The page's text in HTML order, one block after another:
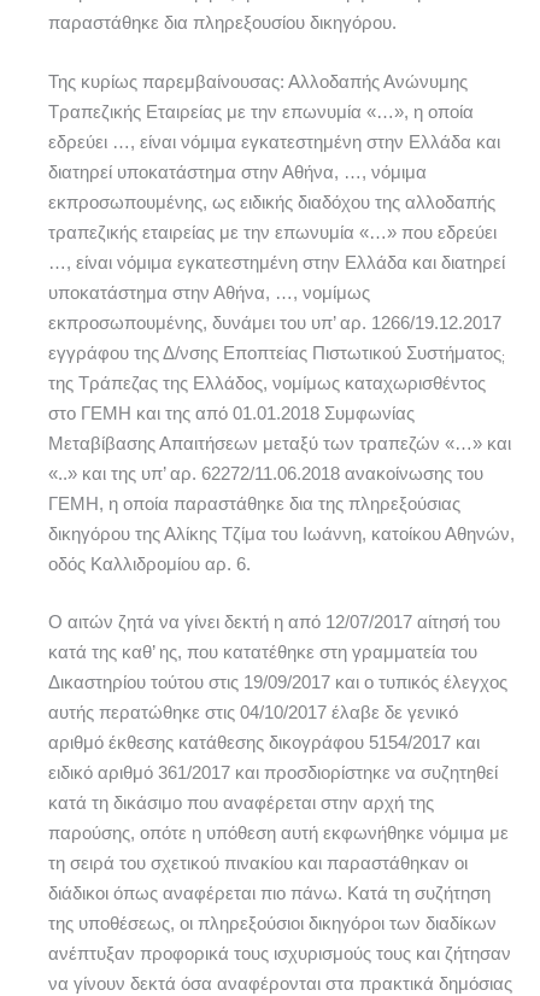
παραστάθηκε δια πληρεξουσίου δικηγόρου.
Της κυρίως παρεμβαίνουσας: Αλλοδαπής Ανώνυμης
Τραπεζικής Εταιρείας με την επωνυμία «…», η οποία
εδρεύει …, είναι νόμιμα εγκατεστημένη στην Ελλάδα και
διατηρεί υποκατάστημα στην Αθήνα, …, νόμιμα
εκπροσωπουμένης, ως ειδικής διαδόχου της αλλοδαπής
τραπεζικής εταιρείας με την επωνυμία «…» που εδρεύει
…, είναι νόμιμα εγκατεστημένη στην Ελλάδα και διατηρεί
υποκατάστημα στην Αθήνα, …, νομίμως
εκπροσωπουμένης, δυνάμει του υπ’ αρ. 1266/19.12.2017
εγγράφου της Δ/νσης Εποπτείας Πιστωτικού Συστήματος;
της Τράπεζας της Ελλάδος, νομίμως καταχωρισθέντος
στο ΓΕΜΗ και της από 01.01.2018 Συμφωνίας
Μεταβίβασης Απαιτήσεων μεταξύ των τραπεζών «…» και
«..» και της υπ’ αρ. 62272/11.06.2018 ανακοίνωσης του
ΓΕΜΗ, η οποία παραστάθηκε δια της πληρεξούσιας
δικηγόρου της Αλίκης Τζίμα του Ιωάννη, κατοίκου Αθηνών,
οδός Καλλιδρομίου αρ. 6.
Ο αιτών ζητά να γίνει δεκτή η από 12/07/2017 αίτησή του
κατά της καθ’ ης, που κατατέθηκε στη γραμματεία του
Δικαστηρίου τούτου στις 19/09/2017 και ο τυπικός έλεγχος
αυτής περατώθηκε στις 04/10/2017 έλαβε δε γενικό
αριθμό έκθεσης κατάθεσης δικογράφου 5154/2017 και
ειδικό αριθμό 361/2017 και προσδιορίστηκε να συζητηθεί
κατά τη δικάσιμο που αναφέρεται στην αρχή της
παρούσης, οπότε η υπόθεση αυτή εκφωνήθηκε νόμιμα με
τη σειρά του σχετικού πινακίου και παραστάθηκαν οι
διάδικοι όπως αναφέρεται πιο πάνω. Κατά τη συζήτηση
της υποθέσεως, οι πληρεξούσιοι δικηγόροι των διαδίκων
ανέπτυξαν προφορικά τους ισχυρισμούς τους και ζήτησαν
να γίνουν δεκτά όσα αναφέρονται στα πρακτικά δημόσιας